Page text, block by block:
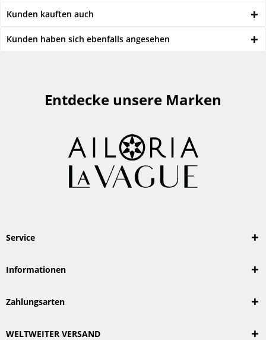
Kunden kauften auch
Kunden haben sich ebenfalls angesehen
Entdecke unsere Marken
Service
Informationen
Zahlungsarten
WELTWEITER VERSAND